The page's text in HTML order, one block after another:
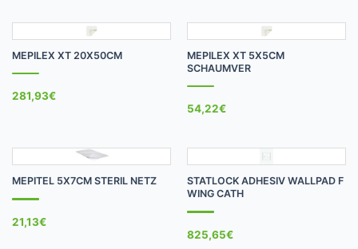
MEPILEX XT 20X50CM
281,93€
MEPILEX XT 5X5CM
SCHAUMVER
54,22€
MEPITEL 5X7CM STERIL NETZ
21,13€
STATLOCK ADHESIV WALLPAD F
WING CATH
825,65€